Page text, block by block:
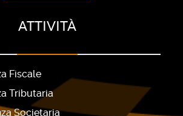
ATTIVITÀ
Fiscale
Tributaria
Societaria